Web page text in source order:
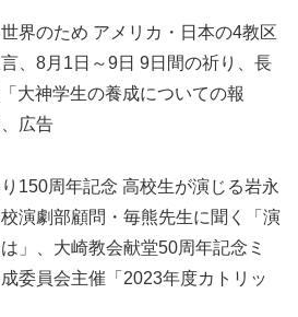
のため アメリカ・日本の4教区
、8月1日～9日 9日間の祈り、長
大神学生の養成についての報
広告
周年記念 高校生が演じる岩永
演劇部顧問・毎熊先生に聞く「演
」、大崎教会献堂50周年記念ミ
委員会主催「2023年度カトリッ